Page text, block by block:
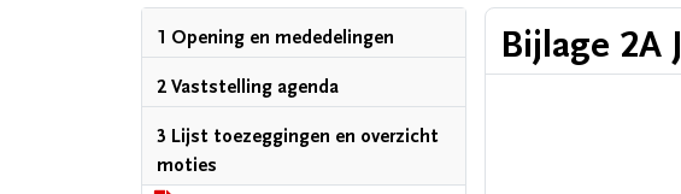
1 Opening en mededelingen
2 Vaststelling agenda
3 Lijst toezeggingen en overzicht
moties
Bijlage 2A